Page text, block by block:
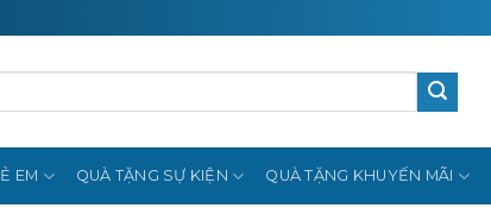
EM QUÀ TẶNG SỰ KIỆN QUÀ TẶNG KHUYẾN MÃI